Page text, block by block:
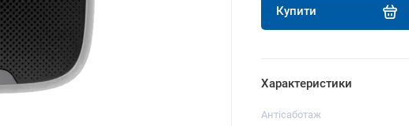
Купити
Характеристики
Антісаботаж